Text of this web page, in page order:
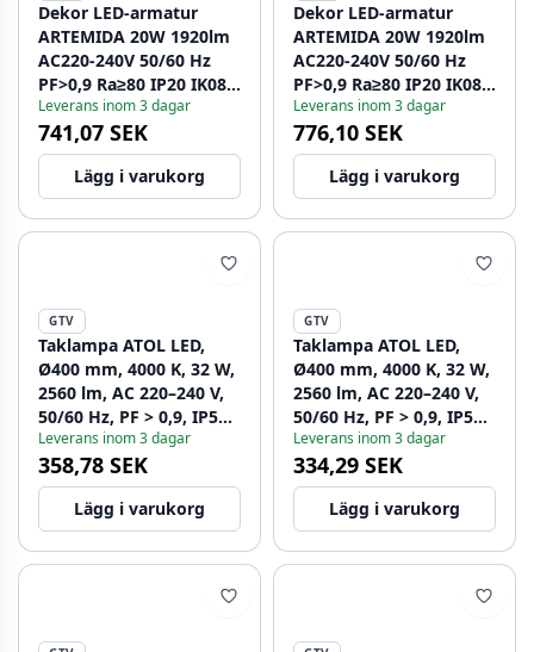
Dekor LED-armatur
ARTEMIDA 20W 1920lm
AC220-240V 50/60 Hz
PF>0,9 Ra≥80 IP20 IK08
4000K 38° fyrkantig vit.
1208962641
Leverans inom 3 dagar
741,07 SEK
Lägg i varukorg
Dekor LED-armatur
ARTEMIDA 20W 1920lm
AC220-240V 50/60 Hz
PF>0,9 Ra≥80 IP20 IK08
4000K 38° fyrkantig
svart. 1208962642
Leverans inom 3 dagar
776,10 SEK
Lägg i varukorg
GTV
Taklampa ATOL LED,
Ø400 mm, 4000 K, 32 W,
2560 lm, AC 220–240 V,
50/60 Hz, PF > 0,9, IP54,
silver, 3 år 1208962643
Leverans inom 3 dagar
358,78 SEK
Lägg i varukorg
GTV
Taklampa ATOL LED,
Ø400 mm, 4000 K, 32 W,
2560 lm, AC 220–240 V,
50/60 Hz, PF > 0,9, IP54,
svart, 3 år 1208962644
Leverans inom 3 dagar
334,29 SEK
Lägg i varukorg